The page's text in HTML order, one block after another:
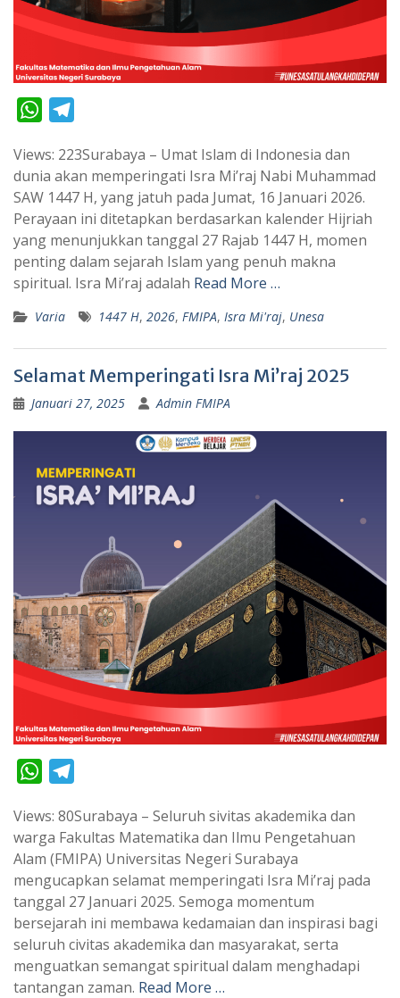
W
a
t
A
p
p
l
e
g
r
a
m
Views: 223Surabaya – Umat Islam di Indonesia dan
dunia akan memperingati Isra Mi’raj Nabi Muhammad
SAW 1447 H, yang jatuh pada Jumat, 16 Januari 2026.
Perayaan ini ditetapkan berdasarkan kalender Hijriah
yang menunjukkan tanggal 27 Rajab 1447 H, momen
penting dalam sejarah Islam yang penuh makna
spiritual. Isra Mi’raj adalah Read More …
Varia 1447 H, 2026, FMIPA, Isra Mi'raj, Unesa
Selamat Memperingati Isra Mi’raj 2025
Januari 27, 2025 Admin FMIPA
W
a
t
s
A
p
p
l
e
g
r
a
m
Views: 80Surabaya – Seluruh sivitas akademika dan
warga Fakultas Matematika dan Ilmu Pengetahuan
Alam (FMIPA) Universitas Negeri Surabaya
mengucapkan selamat memperingati Isra Mi’raj pada
tanggal 27 Januari 2025. Semoga momentum
bersejarah ini membawa kedamaian dan inspirasi bagi
seluruh civitas akademika dan masyarakat, serta
menguatkan semangat spiritual dalam menghadapi
tantangan zaman. Read More …